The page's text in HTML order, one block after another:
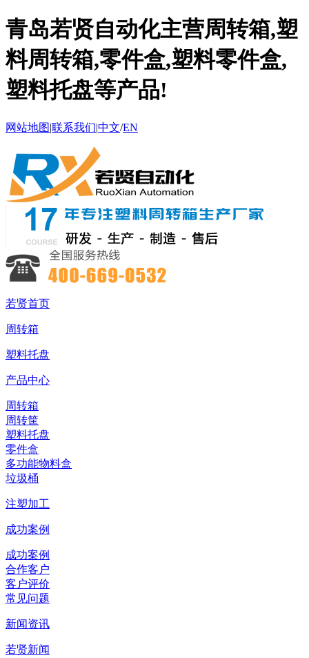
青岛若贤自动化主营周转箱,塑
料周转箱,零件盒,塑料零件盒,
塑料托盘等产品!
网站地图|联系我们|中文/EN
若贤首页
周转箱
塑料托盘
产品中心
周转箱
周转筐
塑料托盘
零件盒
多功能物料盒
垃圾桶
注塑加工
成功案例
成功案例
合作客户
客户评价
常见问题
新闻资讯
若贤新闻